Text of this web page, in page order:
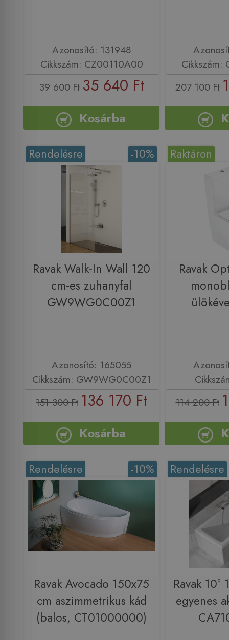
Azonosító: 131948
Cikkszám: CZ00110A00
39 600 Ft 35 640 Ft
Kosárba
207 100 Ft
-10%
Rendelésre
Ravak Walk-In Wall 120
cm-es zuhanyfal
GW9WG0C00Z1
Azonosító: 165055
Cikkszám: GW9WG0C00Z1
151 300 Ft 136 170 Ft
Kosárba
Raktáron
Ravak
114 200 Ft
-10%
Rendelésre
Ravak Avocado 150x75
cm aszimmetrikus kád
(balos, CT01000000)
Rendelésre
Ravak 10°
egyenes